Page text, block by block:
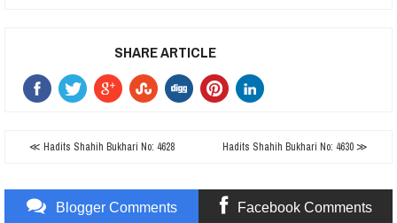
SHARE ARTICLE
≪ Hadits Shahih Bukhari No: 4628 Hadits Shahih Bukhari No: 4630 ≫
Blogger Comments Facebook Comments